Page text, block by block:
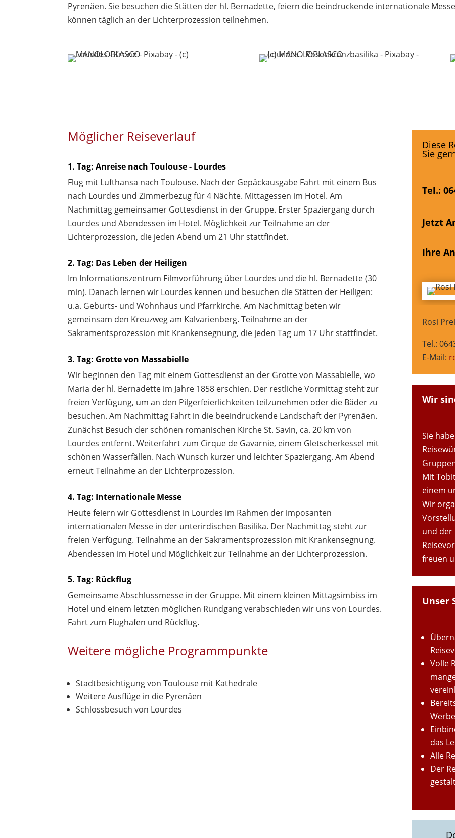
Pyrenäen. Sie besuchen die Stätten der hl. Bernadette, feiern die beindruckende internationale
können täglich an der Lichterprozession teilnehmen.
Möglicher Reiseverlauf
1. Tag: Anreise nach Toulouse - Lourdes
Flug mit Lufthansa nach Toulouse. Nach der Gepäckausgabe Fahrt mit einem Bus
nach Lourdes und Zimmerbezug für 4 Nächte. Mittagessen im Hotel. Am
Nachmittag gemeinsamer Gottesdienst in der Gruppe. Erster Spaziergang durch
Lourdes und Abendessen im Hotel. Möglichkeit zur Teilnahme an der
Lichterprozession, die jeden Abend um 21 Uhr stattfindet.
2. Tag: Das Leben der Heiligen
Im Informationszentrum Filmvorführung über Lourdes und die hl. Bernadette (30
min). Danach lernen wir Lourdes kennen und besuchen die Stätten der Heiligen:
u.a. Geburts- und Wohnhaus und Pfarrkirche. Am Nachmittag beten wir
gemeinsam den Kreuzweg am Kalvarienberg. Teilnahme an der
Sakramentsprozession mit Krankensegnung, die jeden Tag um 17 Uhr stattfindet.
3. Tag: Grotte von Massabielle
Wir beginnen den Tag mit einem Gottesdienst an der Grotte von Massabielle, wo
Maria der hl. Bernadette im Jahre 1858 erschien. Der restliche Vormittag steht zur
freien Verfügung, um an den Pilgerfeierlichkeiten teilzunehmen oder die Bäder zu
besuchen. Am Nachmittag Fahrt in die beeindruckende Landschaft der Pyrenäen.
Zunächst Besuch der schönen romanischen Kirche St. Savin, ca. 20 km von
Lourdes entfernt. Weiterfahrt zum Cirque de Gavarnie, einem Gletscherkessel mit
schönen Wasserfällen. Nach Wunsch kurzer und leichter Spaziergang. Am Abend
erneut Teilnahme an der Lichterprozession.
4. Tag: Internationale Messe
Heute feiern wir Gottesdienst in Lourdes im Rahmen der imposanten
internationalen Messe in der unterirdischen Basilika. Der Nachmittag steht zur
freien Verfügung. Teilnahme an der Sakramentsprozession mit Krankensegnung.
Abendessen im Hotel und Möglichkeit zur Teilnahme an der Lichterprozession.
5. Tag: Rückflug
Gemeinsame Abschlussmesse in der Gruppe. Mit einem kleinen Mittagsimbiss im
Hotel und einem letzten möglichen Rundgang verabschieden wir uns von Lourdes.
Fahrt zum Flughafen und Rückflug.
Weitere mögliche Programmpunkte
Stadtbesichtigung von Toulouse mit Kathedrale
Weitere Ausflüge in die Pyrenäen
Schlossbesuch von Lourdes ​
Diese
Sie
Tel.:
Jetzt
Ihre
Rosi
Tel.:
E-Mail:
Wir
Sie
Mit
einem
Wir
und der
freuen
Unser
Volle
das
Alle
Der